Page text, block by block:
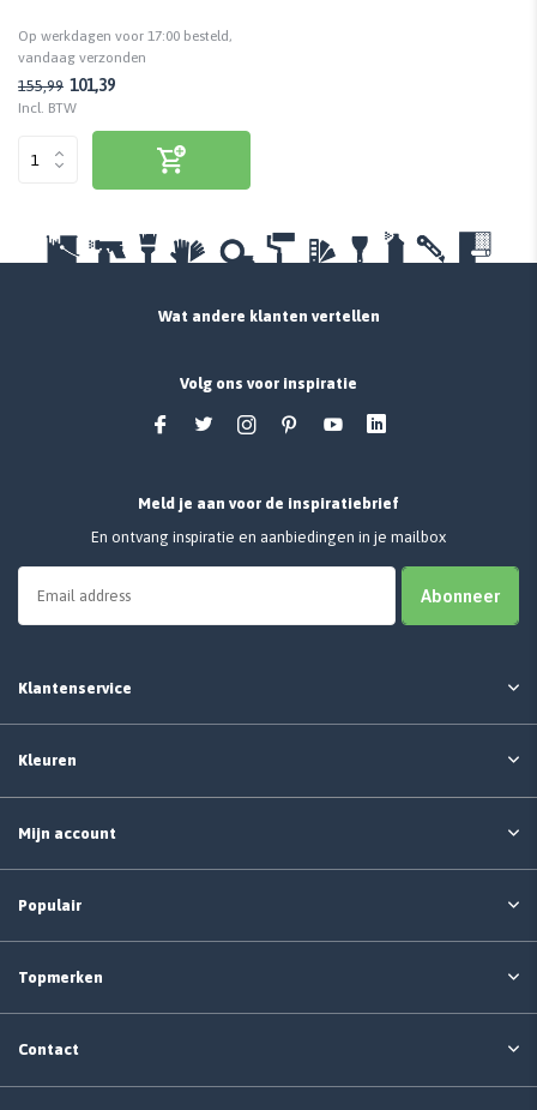
Op werkdagen voor 17:00 besteld,
vandaag verzonden
155,99 101,39
Incl. BTW
Wat andere klanten vertellen
Volg ons voor inspiratie
Meld je aan voor de inspiratiebrief
En ontvang inspiratie en aanbiedingen in je mailbox
Abonneer
Klantenservice
Kleuren
Mijn account
Populair
Topmerken
Contact